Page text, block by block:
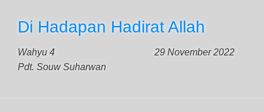
Di Hadapan Hadirat Allah
Wahyu 4
29 November 2022
Pdt. Souw Suharwan